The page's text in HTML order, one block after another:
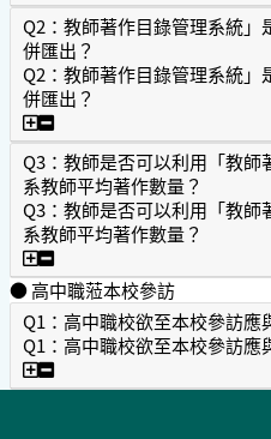
Q2：教師著作目錄管理系統
併匯出？
Q2：教師著作目錄管理系統
併匯出？
Q2：教師著作目錄管理系
Q3：教師是否可以利用「教
系教師平均著作數量？
Q3：教師是否可以利用「教
系教師平均著作數量？
Q3：教師是否可以利用「
● 高中職蒞本校參訪
Q1：高中職校欲至本校參訪應
Q1：高中職校欲至本校參訪應
Q1：高中職校欲至本校參